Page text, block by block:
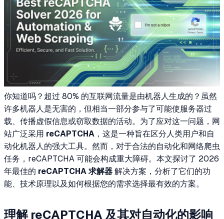
你知道吗？超过 80% 的互联网流量是由机器人生成的？虽然
许多机器人是无害的，但相当一部分参与了可能使服务器过
载、传播虚假信息或窃取数据的活动。为了应对这一问题，网
站广泛采用 reCAPTCHA ，这是一种旨在区分人类用户和自
动化机器人的强大工具。然而，对于合法的自动化和网络爬虫
任务，reCAPTCHA 可能会构成重大障碍。本文探讨了 2026
年最佳的 reCAPTCHA 求解器 解决方案，分析了它们的功
能、技术原理以及如何根据您的需求选择最有效的方案。
理解 reCAPTCHA 及其对自动化的影响